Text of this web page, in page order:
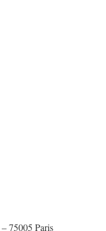
75005 Paris